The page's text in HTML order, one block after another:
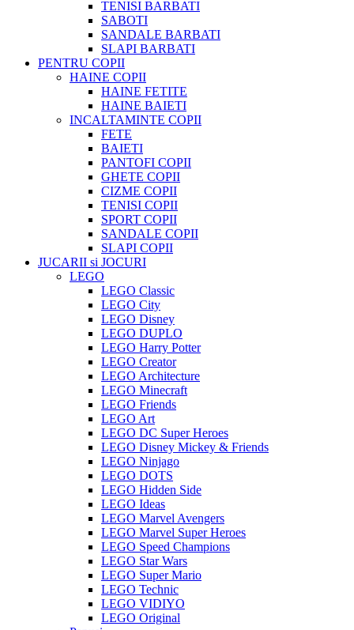
TENISI BARBATI
SABOTI
SANDALE BARBATI
SLAPI BARBATI
PENTRU COPII
HAINE COPII
HAINE FETITE
HAINE BAIETI
INCALTAMINTE COPII
FETE
BAIETI
PANTOFI COPII
GHETE COPII
CIZME COPII
TENISI COPII
SPORT COPII
SANDALE COPII
SLAPI COPII
JUCARII si JOCURI
LEGO
LEGO Classic
LEGO City
LEGO Disney
LEGO DUPLO
LEGO Harry Potter
LEGO Creator
LEGO Architecture
LEGO Minecraft
LEGO Friends
LEGO Art
LEGO DC Super Heroes
LEGO Disney Mickey & Friends
LEGO Ninjago
LEGO DOTS
LEGO Hidden Side
LEGO Ideas
LEGO Marvel Avengers
LEGO Marvel Super Heroes
LEGO Speed Champions
LEGO Star Wars
LEGO Super Mario
LEGO Technic
LEGO VIDIYO
LEGO Original